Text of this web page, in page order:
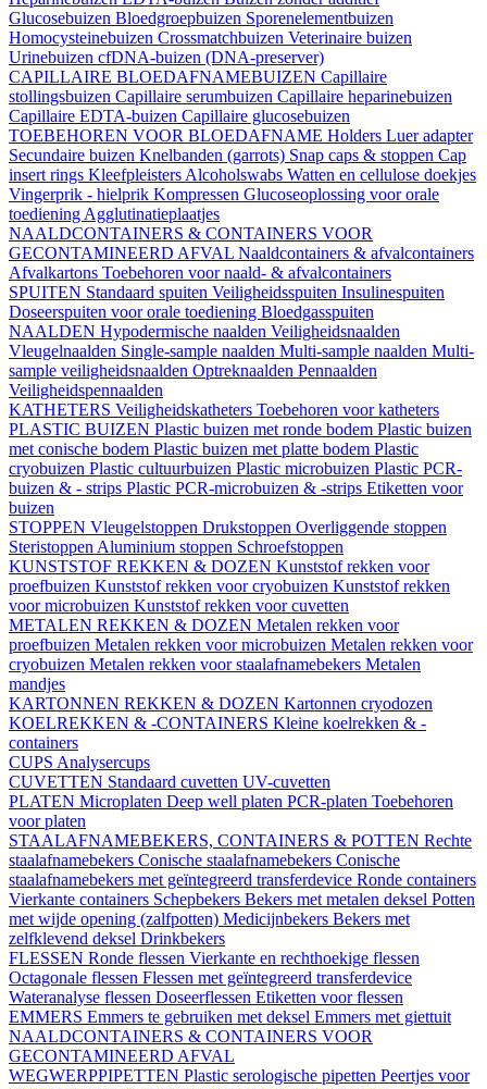
Glucosebuizen Bloedgroepbuizen Sporenelementbuizen
Homocysteinebuizen Crossmatchbuizen Veterinaire buizen
Urinebuizen cfDNA-buizen (DNA-preserver)
CAPILLAIRE BLOEDAFNAMEBUIZEN Capillaire
stollingsbuizen Capillaire serumbuizen Capillaire heparinebuizen
Capillaire EDTA-buizen Capillaire glucosebuizen
TOEBEHOREN VOOR BLOEDAFNAME Holders Luer adapter
Secundaire buizen Knelbanden (garrots) Snap caps & stoppen Cap
insert rings Kleefpleisters Alcoholswabs Watten en cellulose doekjes
Vingerprik - hielprik Kompressen Glucoseoplossing voor orale
toediening Agglutinatieplaatjes
NAALDCONTAINERS & CONTAINERS VOOR
GECONTAMINEERD AFVAL Naaldcontainers & afvalcontainers
Afvalkartons Toebehoren voor naald- & afvalcontainers
SPUITEN Standaard spuiten Veiligheidsspuiten Insulinespuiten
Doseerspuiten voor orale toediening Bloedgasspuiten
NAALDEN Hypodermische naalden Veiligheidsnaalden
Vleugelnaalden Single-sample naalden Multi-sample naalden Multi-
sample veiligheidsnaalden Optreknaalden Pennaalden
Veiligheidspennaalden
KATHETERS Veiligheidskatheters Toebehoren voor katheters
PLASTIC BUIZEN Plastic buizen met ronde bodem Plastic buizen
met conische bodem Plastic buizen met platte bodem Plastic
cryobuizen Plastic cultuurbuizen Plastic microbuizen Plastic PCR-
buizen & - strips Plastic PCR-microbuizen & -strips Etiketten voor
buizen
STOPPEN Vleugelstoppen Drukstoppen Overliggende stoppen
Steristoppen Aluminium stoppen Schroefstoppen
KUNSTSTOF REKKEN & DOZEN Kunststof rekken voor
proefbuizen Kunststof rekken voor cryobuizen Kunststof rekken
voor microbuizen Kunststof rekken voor cuvetten
METALEN REKKEN & DOZEN Metalen rekken voor
proefbuizen Metalen rekken voor microbuizen Metalen rekken voor
cryobuizen Metalen rekken voor staalafnamebekers Metalen
mandjes
KARTONNEN REKKEN & DOZEN Kartonnen cryodozen
KOELREKKEN & -CONTAINERS Kleine koelrekken & -
containers
CUPS Analysercups
CUVETTEN Standaard cuvetten UV-cuvetten
PLATEN Microplaten Deep well platen PCR-platen Toebehoren
voor platen
STAALAFNAMEBEKERS, CONTAINERS & POTTEN Rechte
staalafnamebekers Conische staalafnamebekers Conische
staalafnamebekers met geïntegreerd transferdevice Ronde containers
Vierkante containers Schepbekers Bekers met metalen deksel Potten
met wijde opening (zalfpotten) Medicijnbekers Bekers met
zelfklevend deksel Drinkbekers
FLESSEN Ronde flessen Vierkante en rechthoekige flessen
Octagonale flessen Flessen met geïntegreerd transferdevice
Wateranalyse flessen Doseerflessen Etiketten voor flessen
EMMERS Emmers te gebruiken met deksel Emmers met giettuit
NAALDCONTAINERS & CONTAINERS VOOR
GECONTAMINEERD AFVAL
WEGWERPPIPETTEN Plastic serologische pipetten Peertjes voor